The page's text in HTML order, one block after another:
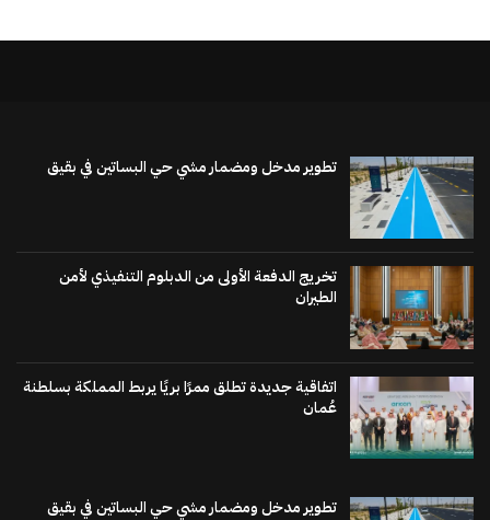
تطوير مدخل ومضمار مشي حي البساتين في بقيق
تخريج الدفعة الأولى من الدبلوم التنفيذي لأمن
الطيران
اتفاقية جديدة تطلق ممرًا بريًا يربط المملكة بسلطنة
عُمان
تطوير مدخل ومضمار مشي حي البساتين في بقيق